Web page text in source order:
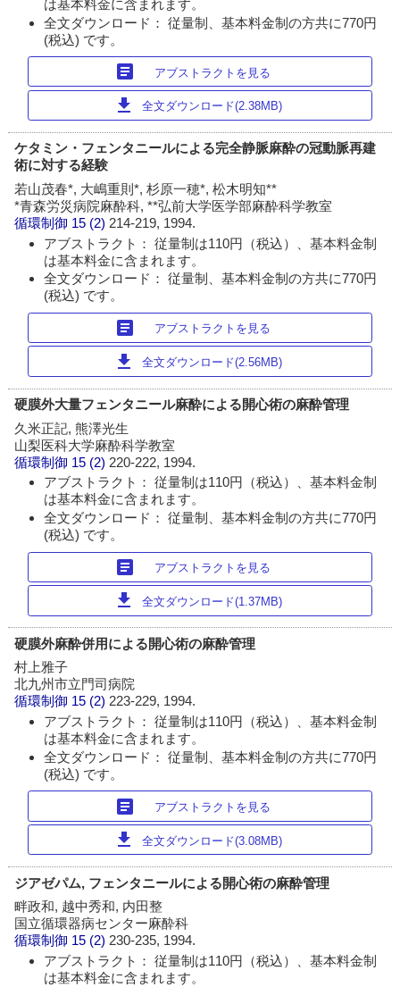
は基本料金に含まれます。
全文ダウンロード： 従量制、基本料金制の方共に770円
(税込) です。
article アブストラクトを見る
download 全文ダウンロード(2.38MB)
ケタミン・フェンタニールによる完全静脈麻酔の冠動脈再建
術に対する経験
若山茂春*, 大嶋重則*, 杉原一穂*, 松木明知**
*青森労災病院麻酔科, **弘前大学医学部麻酔科学教室
循環制御 15 (2) 214-219, 1994.
アブストラクト： 従量制は110円（税込）、基本料金制
は基本料金に含まれます。
全文ダウンロード： 従量制、基本料金制の方共に770円
(税込) です。
article アブストラクトを見る
download 全文ダウンロード(2.56MB)
硬膜外大量フェンタニール麻酔による開心術の麻酔管理
久米正記, 熊澤光生
山梨医科大学麻酔科学教室
循環制御 15 (2) 220-222, 1994.
アブストラクト： 従量制は110円（税込）、基本料金制
は基本料金に含まれます。
全文ダウンロード： 従量制、基本料金制の方共に770円
(税込) です。
article アブストラクトを見る
download 全文ダウンロード(1.37MB)
硬膜外麻酔併用による開心術の麻酔管理
村上雅子
北九州市立門司病院
循環制御 15 (2) 223-229, 1994.
アブストラクト： 従量制は110円（税込）、基本料金制
は基本料金に含まれます。
全文ダウンロード： 従量制、基本料金制の方共に770円
(税込) です。
article アブストラクトを見る
download 全文ダウンロード(3.08MB)
ジアゼパム, フェンタニールによる開心術の麻酔管理
畔政和, 越中秀和, 内田整
国立循環器病センター麻酔科
循環制御 15 (2) 230-235, 1994.
アブストラクト： 従量制は110円（税込）、基本料金制
は基本料金に含まれます。